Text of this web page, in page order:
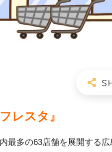
レスタ』
最多の63店舗を展開する